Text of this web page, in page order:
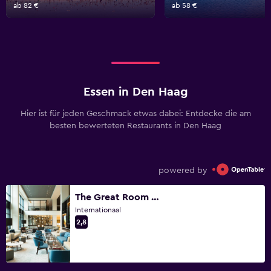
ab 82 €
ab 58 €
Essen in Den Haag
Hier ist für jeden Geschmack etwas dabei: Entdecke die am
besten bewerteten Restaurants in Den Haag
powered by
The Great Room - The Hague Marriott
Internationaal
2,8